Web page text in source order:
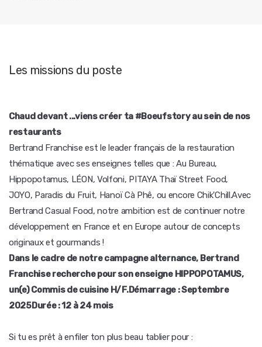
Les missions du poste
Chaud devant ...viens créer ta #Boeufstory au sein de nos
restaurants
Bertrand Franchise est le leader français de la restauration
thématique avec ses enseignes telles que : Au Bureau,
Hippopotamus, LÉON, Volfoni, PITAYA Thaï Street Food,
JOYO, Paradis du Fruit, Hanoï Cà Phê, ou encore Chik'Chill.Avec
Bertrand Casual Food, notre ambition est de continuer notre
développement en France et en Europe autour de concepts
originaux et gourmands !
Dans le cadre de notre campagne alternance, Bertrand
Franchise recherche pour son enseigne HIPPOPOTAMUS,
un(e) Commis de cuisine H/F.Démarrage : Septembre
2025Durée : 12 à 24 mois
Si tu es prêt à enfiler ton plus beau tablier pour :